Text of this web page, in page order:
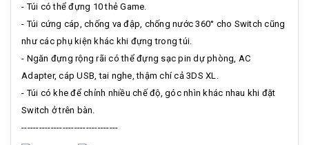
- Túi có thể đựng 10 thẻ Game.
- Túi cứng cáp, chống va đập, chống nước 360° cho Switch cũng
như các phụ kiện khác khi đựng trong túi.
- Ngăn đựng rộng rãi có thể đựng sạc pin dự phòng, AC
Adapter, cáp USB, tai nghe, thậm chí cả 3DS XL.
- Túi có khe để chỉnh nhiều chế độ, góc nhìn khác nhau khi đặt
Switch ở trên bàn.
---------------------------------